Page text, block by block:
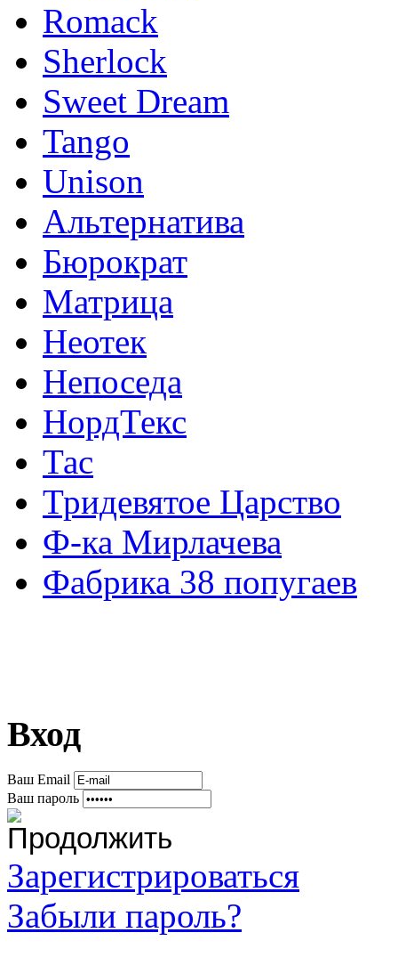
Romack
Sherlock
Sweet Dream
Tango
Unison
Альтернатива
Бюрократ
Матрица
Неотек
Непоседа
НордТекс
Тас
Тридевятое Царство
Ф-ка Мирлачева
Фабрика 38 попугаев
Вход
Ваш Email
Ваш пароль
Зарегистрироваться
Забыли пароль?